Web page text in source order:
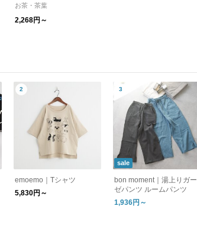
トティー
お茶・茶葉
2,268円～
emoemo｜Tシャツ
5,830円～
sale
bon moment｜湯上りガー
ゼパンツ ルームパンツ
1,936円～